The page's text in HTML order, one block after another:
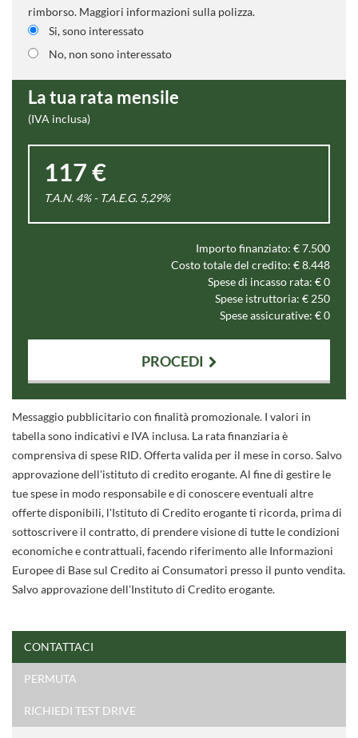
rimborso. Maggiori informazioni sulla polizza.
Si, sono interessato
No, non sono interessato
La tua rata mensile
(IVA inclusa)
117 €
T.A.N. 4% - T.A.E.G. 5,29%
Importo finanziato: €7.500
Costo totale del credito: €8.448
Spese di incasso rata: €0
Spese istruttoria: € 250
Spese assicurative: €0
PROCEDI
Contattaci
Ho letto e accetto
marketing
Messaggio pubblicitario con finalità promozionale. I valori in
tabella sono indicativi e IVA inclusa. La rata finanziaria è
comprensiva di spese RID. Offerta valida per il mese in corso. Salvo
approvazione dell'istituto di credito erogante. Al fine di gestire le
tue spese in modo responsabile e di conoscere eventuali altre
offerte disponibili, l'Istituto di Credito erogante ti ricorda, prima di
sottoscrivere il contratto, di prendere visione di tutte le condizioni
economiche e contrattuali, facendo riferimento alle Informazioni
Europee di Base sul Credito ai Consumatori presso il punto vendita.
Salvo approvazione dell'Instituto di Credito erogante.
CONTATTACI
PERMUTA
RICHIEDI TEST DRIVE